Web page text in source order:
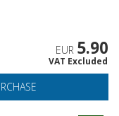
EUR 5.90
VAT Excluded